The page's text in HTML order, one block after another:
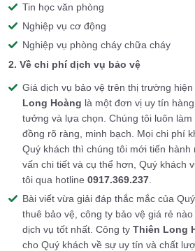
Tin học văn phòng
Nghiệp vụ cơ động
Nghiệp vụ phòng cháy chữa cháy
2. Về chi phí dịch vụ bảo vệ
Giá dịch vụ bảo vệ trên thị trường hiện
Long Hoàng là một đơn vị uy tín
tưởng và lựa chọn. Chúng tôi luôn
đồng rõ ràng, minh bạch. Mọi chi phí
Quý khách thì chúng tôi mới tiến
vấn chi tiết và cụ thể hơn, Quý khách
tôi qua hotline 0917.369.237
Bài viết vừa giải đáp thắc mắc của
thuê bảo vệ, công ty bảo vệ giá rẻ
dịch vụ tốt nhất. Công ty Thiên Long
cho Quý khách về sự uy tín và chất